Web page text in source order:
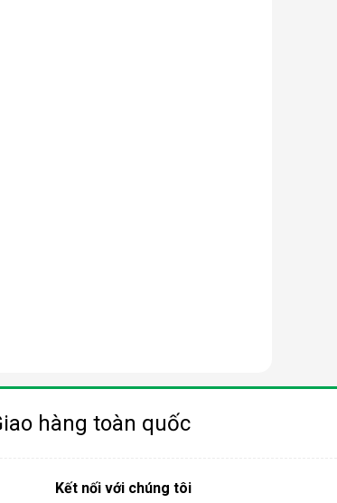
hàng toàn quốc
Kết nối với chúng tôi